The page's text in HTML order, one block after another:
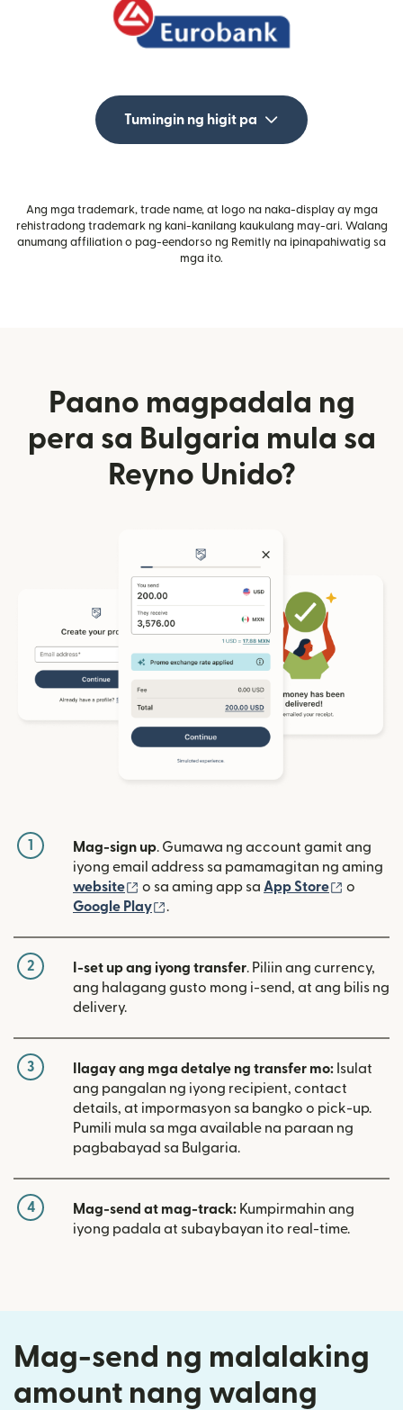
Tumingin ng higit pa
Ang mga trademark, trade name, at logo na naka-display ay mga
rehistradong trademark ng kani-kanilang kaukulang may-ari. Walang
anumang affiliation o pag-eendorso ng Remitly na ipinapahiwatig sa
mga ito.
Paano magpadala ng
pera sa Bulgaria mula sa
Reyno Unido?
1 Mag-sign up. Gumawa ng account gamit ang
iyong email address sa pamamagitan ng aming
website
(bubukas sa bagong window)
o sa aming app sa App Store
o
Google Play
(bubukas sa bagong window)
.
2 I-set up ang iyong transfer. Piliin ang currency,
ang halagang gusto mong i-send, at ang bilis ng
delivery.
3 Ilagay ang mga detalye ng transfer mo: Isulat
ang pangalan ng iyong recipient, contact
details, at impormasyon sa bangko o pick-up.
Pumili mula sa mga available na paraan ng
pagbabayad sa Bulgaria.
4 Mag-send at mag-track: Kumpirmahin ang
iyong padala at subaybayan ito real-time.
Mag-send ng malalaking
amount nang walang